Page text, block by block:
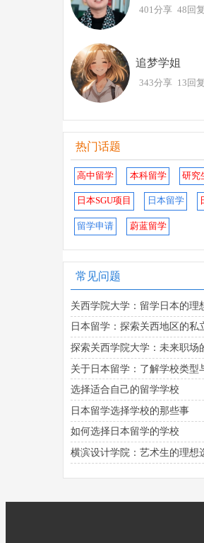
401分享 48回复
追梦学姐
343分享 13回复
热门话题
高中留学 本科留学 研究
日本SGU项目 日本留学
留学申请 蔚蓝留学
常见问题
关西学院大学：留学日本的理
日本留学：探索关西地区的私
选择适合自己的留学学校
日本留学选择学校的那些事
如何选择日本留学的学校
横滨设计学院：艺术生的理想